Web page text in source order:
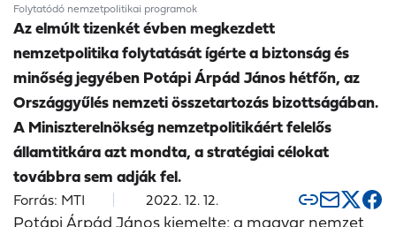
Folytatódó nemzetpolitikai programok
Az elmúlt tizenkét évben megkezdett
nemzetpolitika folytatását ígérte a biztonság és
minőség jegyében Potápi Árpád János hétfőn, az
Országgyűlés nemzeti összetartozás bizottságában.
A Miniszterelnökség nemzetpolitikáért felelős
államtitkára azt mondta, a stratégiai célokat
továbbra sem adják fel.
Forrás: MTI 2022. 12. 12.
Potápi Árpád János kiemelte: a magyar nemzet